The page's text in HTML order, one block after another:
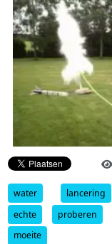
water lancering
echte
proberen
moeite